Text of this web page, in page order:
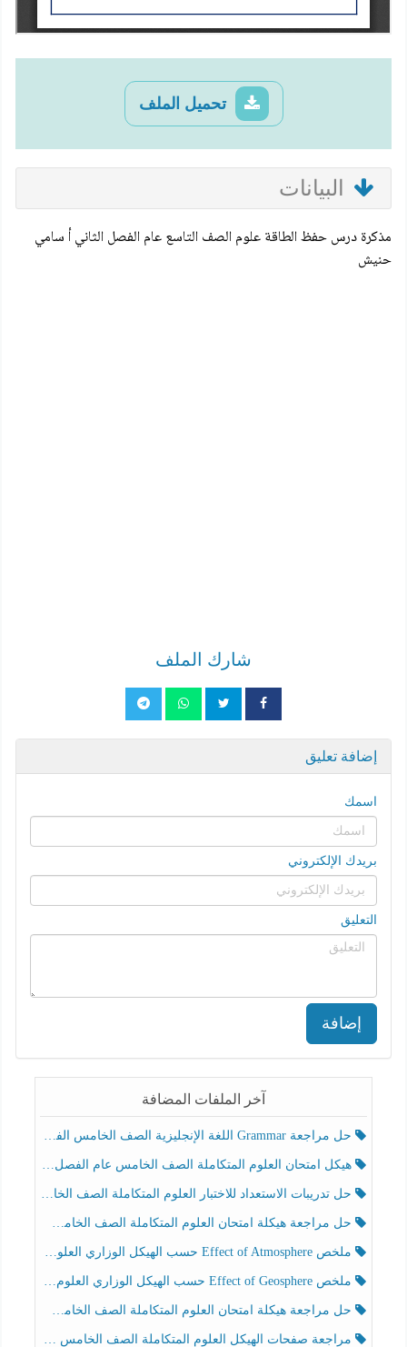
تحميل الملف
البيانات
مذكرة درس حفظ الطاقة علوم الصف التاسع عام الفصل الثاني أ سامي
حنيش
شارك الملف
إضافة تعليق
اسمك
بريدك الإلكتروني
التعليق
إضافة
آخر الملفات المضافة
حل مراجعة Grammar اللغة الإنجليزية الصف الخامس الفصل الثالث
هيكل امتحان العلوم المتكاملة الصف الخامس عام الفصل الدراسي الثالث 2025-2026
حل تدريبات الاستعداد للاختبار العلوم المتكاملة الصف الخامس عام الفصل الثالث
حل مراجعة هيكلة امتحان العلوم المتكاملة الصف الخامس انسبير الفصل الثالث
ملخص Effect of Atmosphere حسب الهيكل الوزاري العلوم المتكاملة الصف الخامس انسبير الفصل الثالث
ملخص Effect of Geosphere حسب الهيكل الوزاري العلوم المتكاملة الصف الخامس انسبير الفصل الثالث
حل مراجعة هيكلة امتحان العلوم المتكاملة الصف الخامس عام الفصل الثالث
مراجعة صفحات الهيكل العلوم المتكاملة الصف الخامس انسبير الفصل الثالث